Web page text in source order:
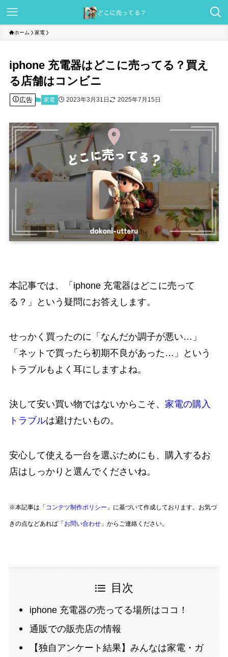
ホーム 家電
iphone 充電器はどこに売ってる？買え
る店舗はコンビニ
広告 家電 2023年3月31日 2025年7月15日
本記事では、「iphone 充電器はどこに売って
る？」という疑問にお答えします。
せっかく買ったのに「なんだか調子が悪い…」
「ネットで買ったら初期不良があった…」という
トラブルもよく耳にしますよね。
決して安い買い物ではないからこそ、 家電の購入
トラブルは避けたいもの。
安心して使える一台を選ぶためにも、購入するお
店はしっかりと選んでくださいね。
※本記事は「 コンテツ制作ポリシー 」に基づいて作成しております。お気づ
きの点などあれば「お問い合わせ」からご連絡ください。
目次
iphone 充電器の売ってる場所はココ！
通販での販売店の情報
【独自アンケート結果】みんなは家電・ガ